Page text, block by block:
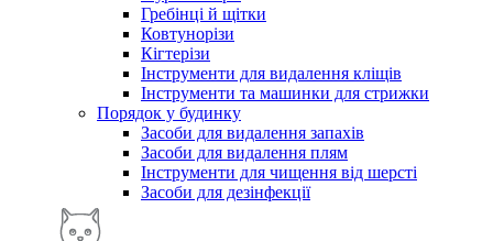
Гребінці й щітки
Ковтунорізи
Кігтерізи
Інструменти для видалення кліщів
Інструменти та машинки для стрижки
Порядок у будинку
Засоби для видалення запахів
Засоби для видалення плям
Інструменти для чищення від шерсті
Засоби для дезінфекції